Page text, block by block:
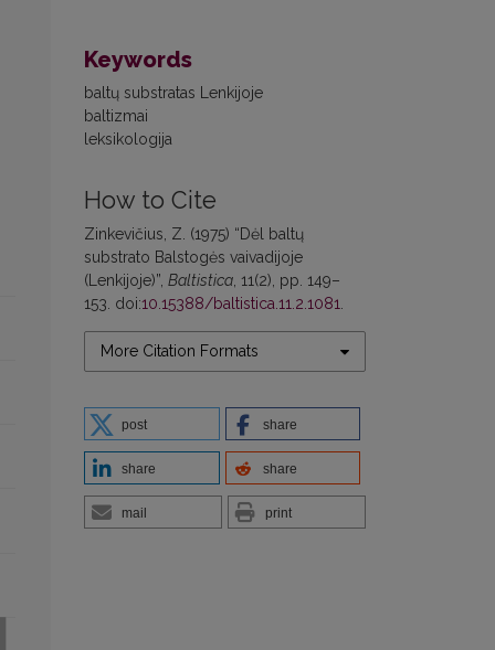
Keywords
baltų substratas Lenkijoje
baltizmai
leksikologija
How to Cite
Zinkevičius, Z. (1975) “Dėl baltų
substrato Balstogės vaivadijoje
(Lenkijoje)”, Baltistica, 11(2), pp. 149–
153. doi:10.15388/baltistica.11.2.1081.
More Citation Formats
post share
share share
mail print